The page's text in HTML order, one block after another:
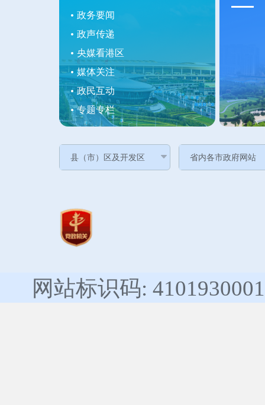
政务要闻
政声传递
央媒看港区
媒体关注
政民互动
专题专栏
网站标识码: 4101930001